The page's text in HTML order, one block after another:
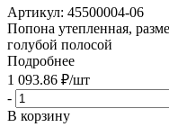
Артикул: 45500004-06
Попона утепленная,
голубой полосой
Подробнее
1 093.86 ₽/шт
-
В корзину